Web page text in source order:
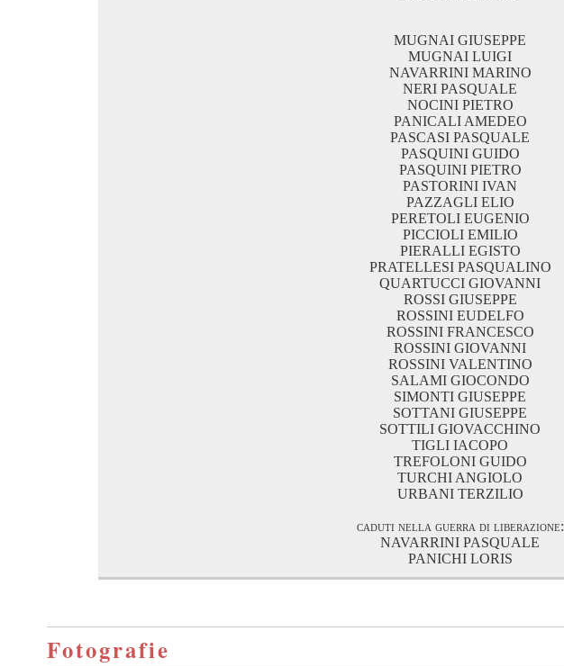
MUGNAI GIUSEPPE
MUGNAI LUIGI
NAVARRINI MARINO
NERI PASQUALE
NOCINI PIETRO
PANICALI AMEDEO
PASCASI PASQUALE
PASQUINI GUIDO
PASQUINI PIETRO
PASTORINI IVAN
PAZZAGLI ELIO
PERETOLI EUGENIO
PICCIOLI EMILIO
PIERALLI EGISTO
PRATELLESI PASQUALINO
QUARTUCCI GIOVANNI
ROSSI GIUSEPPE
ROSSINI EUDELFO
ROSSINI FRANCESCO
ROSSINI GIOVANNI
ROSSINI VALENTINO
SALAMI GIOCONDO
SIMONTI GIUSEPPE
SOTTANI GIUSEPPE
SOTTILI GIOVACCHINO
TIGLI IACOPO
TREFOLONI GUIDO
TURCHI ANGIOLO
URBANI TERZILIO
caduti nella guerra di liberazione:
NAVARRINI PASQUALE
PANICHI LORIS
Fotografie